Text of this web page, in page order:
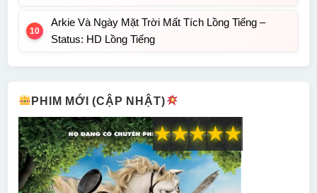
Arkie Và Ngày Mặt Trời Mất Tích Lồng Tiếng –
Status: HD Lồng Tiếng
PHIM MỚI (CẬP NHẬT)
★
★
★
★
★